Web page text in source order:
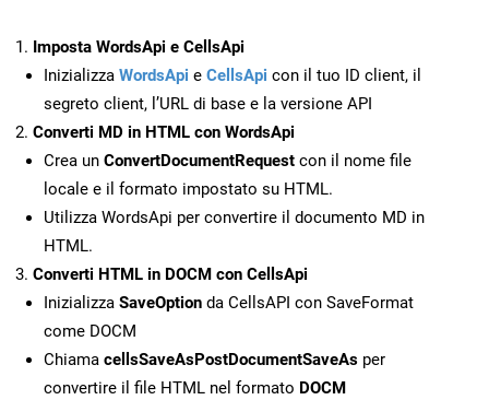
Imposta WordsApi e CellsApi
Inizializza WordsApi e CellsApi con il tuo ID client, il
segreto client, l’URL di base e la versione API
Converti MD in HTML con WordsApi
Crea un ConvertDocumentRequest con il nome file
locale e il formato impostato su HTML.
Utilizza WordsApi per convertire il documento MD in
HTML.
Converti HTML in DOCM con CellsApi
Inizializza SaveOption da CellsAPI con SaveFormat
come DOCM
Chiama cellsSaveAsPostDocumentSaveAs per
convertire il file HTML nel formato DOCM